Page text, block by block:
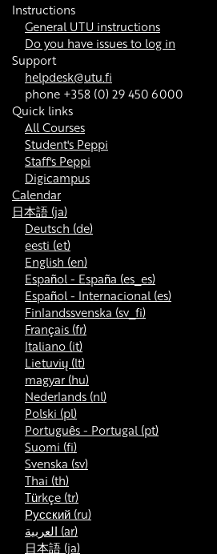
Instructions
General UTU instructions
Do you have issues to log in
Support
helpdesk@utu.fi
phone +358 (0) 29 450 6000
Quick links
All Courses
Student's Peppi
Staff's Peppi
Digicampus
Calendar
日本語 ‎(ja)‎
Deutsch ‎(de)‎
eesti ‎(et)‎
English ‎(en)‎
Español - España ‎(es_es)‎
Español - Internacional ‎(es)‎
Finlandssvenska ‎(sv_fi)‎
Français ‎(fr)‎
Italiano ‎(it)‎
Lietuvių ‎(lt)‎
magyar ‎(hu)‎
Nederlands ‎(nl)‎
Polski ‎(pl)‎
Português - Portugal ‎(pt)‎
Suomi ‎(fi)‎
Svenska ‎(sv)‎
Thai ‎(th)‎
Türkçe ‎(tr)‎
Русский ‎(ru)‎
العربية ‎(ar)‎
日本語 ‎(ja)‎